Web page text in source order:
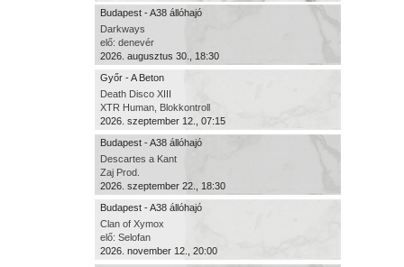
Budapest - A38 állóhajó
Darkways
elő: denevér
2026. augusztus 30., 18:30
Győr - A Beton
Death Disco XIII
XTR Human, Blokkontroll
2026. szeptember 12., 07:15
Budapest - A38 állóhajó
Descartes a Kant
Zaj Prod.
2026. szeptember 22., 18:30
Budapest - A38 állóhajó
Clan of Xymox
elő: Selofan
2026. november 12., 20:00